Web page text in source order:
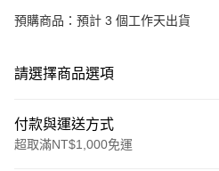
預購商品：預計 3 個工作天出貨
請選擇商品選項
付款與運送方式
超取滿NT$1,000免運